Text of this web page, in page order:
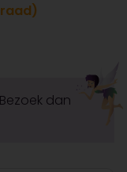
dan